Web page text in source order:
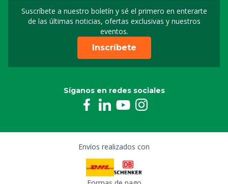
Suscríbete a nuestro boletín y sé el primero en enterarte
de las últimas noticias, ofertas exclusivas y nuestros
eventos.
Suscripción a nuestro
Inscríbete
Síganos en redes sociales
Envíos realizados con